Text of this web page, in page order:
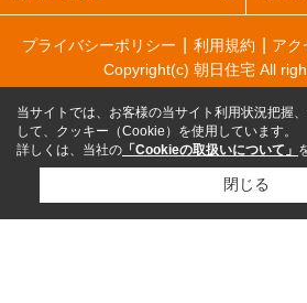
プライバシーポリシー 利用規約 アク
Copyright(c) 朝日住宅 All
当サイトでは、お客様の当サイト利用状況把握
して、クッキー（Cookie）を使用しています。
詳しくは、当社の 「Cookieの取扱いについて」
閉じる